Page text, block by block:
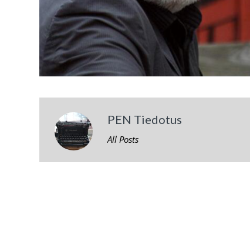
PEN Tiedotus
All Posts